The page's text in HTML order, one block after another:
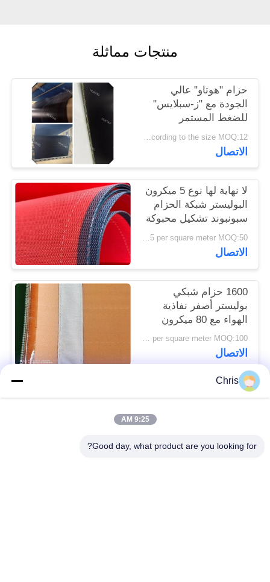
POLICY
منتجات مماثلة
حزام "هوتاو" عالي
الجودة مع "ز-سبلايس"
للضغط المستمر
according to the size MOQ:12 جهاز كمبيوتر
الاتصال
لا نهاية لها نوع 5 ميكرون
البوليستر شبكة الحزام
سبونبوند تشكيل محبوكة
US $20-25 per square meter MOQ:50 مترا مربعا
الاتصال
1600 حزام شبكي
بوليستر أصفر نفاذية
الهواء مع 80 ميكرون
US $45 per square meter MOQ:100 م 2
الاتصال
فئات شعبية
مادة غير منسوجة عجلة صناعية
Chris
9:25 AM
Good day, what product are you looking for?